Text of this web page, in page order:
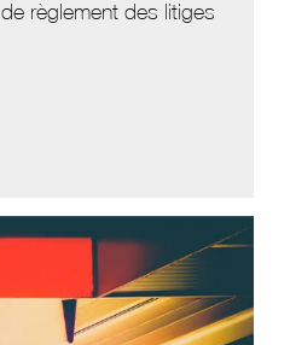
règlement des litiges